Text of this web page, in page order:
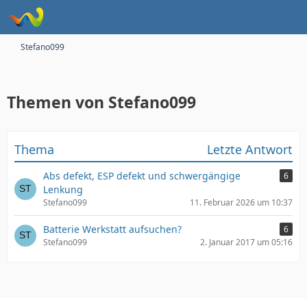
Stefano099
Themen von Stefano099
Thema Letzte Antwort
Abs defekt, ESP defekt und schwergängige
Lenkung
6
Stefano099 11. Februar 2026 um 10:37
Batterie Werkstatt aufsuchen?
6
Stefano099
2. Januar 2017 um 05:16